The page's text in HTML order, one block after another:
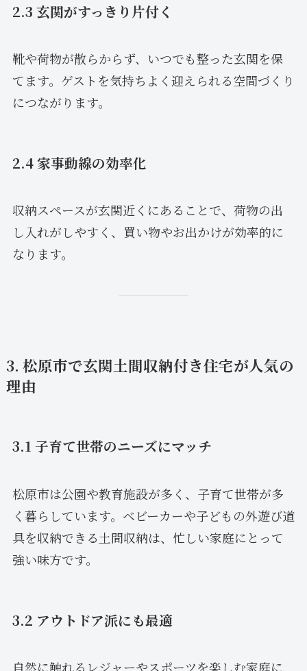
2.3 玄関がすっきり片付く
靴や荷物が散らからず、いつでも整った玄関を保
てます。ゲストを気持ちよく迎えられる空間づくり
につながります。
2.4 家事動線の効率化
収納スペースが玄関近くにあることで、荷物の出
し入れがしやすく、買い物やお出かけが効率的に
なります。
3. 松原市で玄関土間収納付き住宅が人気の
理由
3.1 子育て世帯のニーズにマッチ
松原市は公園や教育施設が多く、子育て世帯が多
く暮らしています。ベビーカーや子どもの外遊び道
具を収納できる土間収納は、忙しい家庭にとって
強い味方です。
3.2 アウトドア派にも最適
自然に触れるレジャーやスポーツを楽しむ家庭に